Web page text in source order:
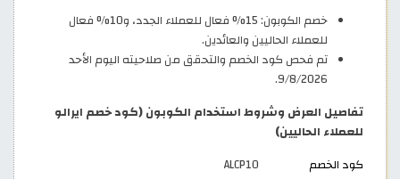
خصم الكوبون: 15% فعال للعملاء الجدد، و10% فعال
للعملاء الحاليين والعائدين.
تم فحص كود الخصم والتحقق من صلاحيته اليوم الأحد
9/8/2026.
تفاصيل العرض وشروط استخدام الكوبون (كود خصم ايرالو
للعملاء الحاليين)
كود الخصم
ALCP10